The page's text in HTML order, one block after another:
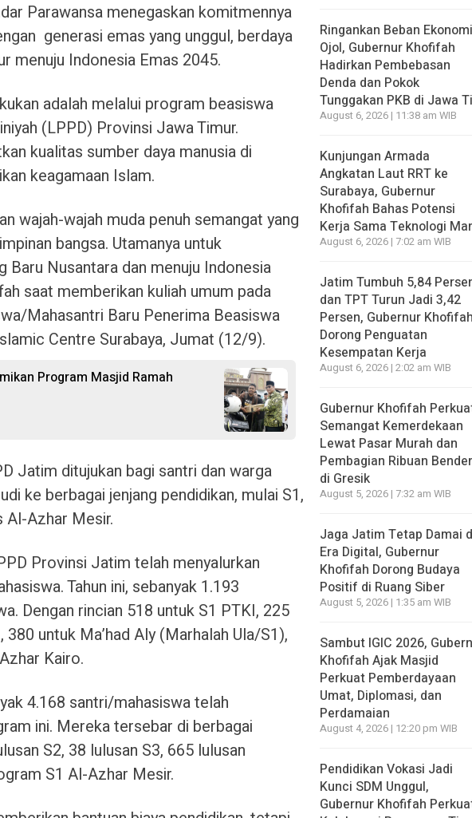
Parawansa menegaskan komitmennya
generasi emas yang unggul, berdaya
menuju Indonesia Emas 2045.
adalah melalui program beasiswa
(LPPD) Provinsi Jawa Timur.
kualitas sumber daya manusia di
keagamaan Islam.
wajah-wajah muda penuh semangat yang
bangsa. Utamanya untuk
Baru Nusantara dan menuju Indonesia
saat memberikan kuliah umum pada
Mahasantri Baru Penerima Beasiswa
Centre Surabaya, Jumat (12/9).
Program Masjid Ramah
Jatim ditujukan bagi santri dan warga
ke berbagai jenjang pendidikan, mulai S1,
Al-Azhar Mesir.
Provinsi Jatim telah menyalurkan
Tahun ini, sebanyak 1.193
Dengan rincian 518 untuk S1 PTKI, 225
untuk Ma’had Aly (Marhalah Ula/S1),
Kairo.
4.168 santri/mahasiswa telah
ini. Mereka tersebar di berbagai
S2, 38 lulusan S3, 665 lulusan
S1 Al-Azhar Mesir.
Ringankan Beban Ekonomi
Ojol, Gubernur Khofifah
Hadirkan Pembebasan
Denda dan Pokok
Tunggakan PKB di Jawa
August 6, 2026 | 11:38 am WIB
Kunjungan Armada
Angkatan Laut RRT ke
Surabaya, Gubernur
Khofifah Bahas Potensi
Kerja Sama Teknologi
August 6, 2026 | 7:02 am WIB
Jatim Tumbuh 5,84
dan TPT Turun Jadi 3,42
Persen, Gubernur Khofifah
Dorong Penguatan
Kesempatan Kerja
August 6, 2026 | 2:02 am WIB
Gubernur Khofifah
Semangat Kemerdekaan
Lewat Pasar Murah dan
Pembagian Ribuan
di Gresik
August 5, 2026 | 7:32 am WIB
Jaga Jatim Tetap Damai
Era Digital, Gubernur
Khofifah Dorong Budaya
Positif di Ruang Siber
August 5, 2026 | 1:35 am WIB
Sambut IGIC 2026,
Khofifah Ajak Masjid
Perkuat Pemberdayaan
Umat, Diplomasi, dan
Perdamaian
August 4, 2026 | 12:20 pm WIB
Pendidikan Vokasi Jadi
Kunci SDM Unggul,
Gubernur Khofifah